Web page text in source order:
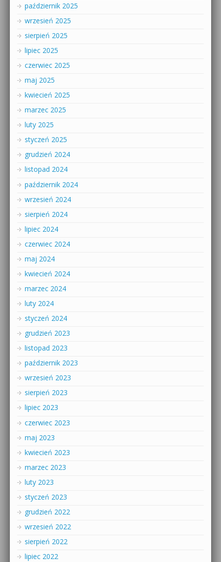
październik 2025
wrzesień 2025
sierpień 2025
lipiec 2025
czerwiec 2025
maj 2025
kwiecień 2025
marzec 2025
luty 2025
styczeń 2025
grudzień 2024
listopad 2024
październik 2024
wrzesień 2024
sierpień 2024
lipiec 2024
czerwiec 2024
maj 2024
kwiecień 2024
marzec 2024
luty 2024
styczeń 2024
grudzień 2023
listopad 2023
październik 2023
wrzesień 2023
sierpień 2023
lipiec 2023
czerwiec 2023
maj 2023
kwiecień 2023
marzec 2023
luty 2023
styczeń 2023
grudzień 2022
wrzesień 2022
sierpień 2022
lipiec 2022